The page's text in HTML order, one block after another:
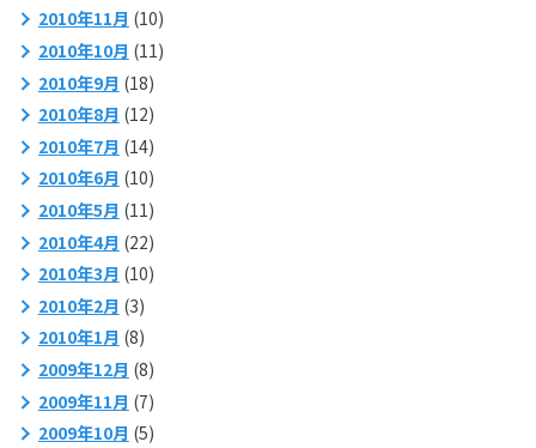
2010年11月 (10)
2010年10月 (11)
2010年9月 (18)
2010年8月 (12)
2010年7月 (14)
2010年6月 (10)
2010年5月 (11)
2010年4月 (22)
2010年3月 (10)
2010年2月 (3)
2010年1月 (8)
2009年12月 (8)
2009年11月 (7)
2009年10月 (5)